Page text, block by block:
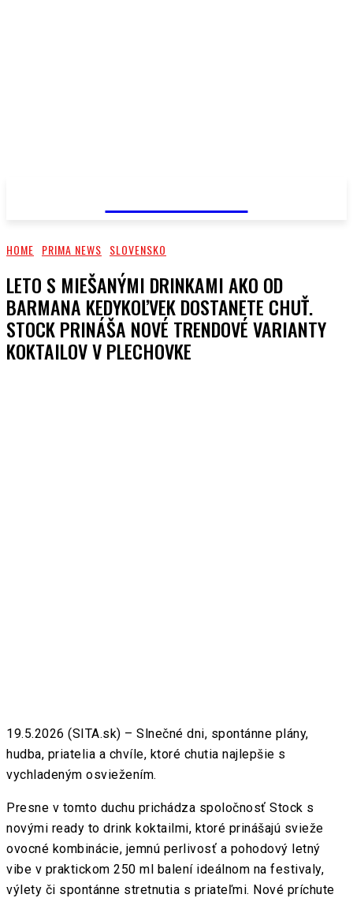
HOME PRIMA NEWS SLOVENSKO
LETO S MIEŠANÝMI DRINKAMI AKO OD
BARMANA KEDYKOĽVEK DOSTANETE CHUŤ.
STOCK PRINÁŠA NOVÉ TRENDOVÉ VARIANTY
KOKTAILOV V PLECHOVKE
19.5.2026 (SITA.sk) – Slnečné dni, spontánne plány,
hudba, priatelia a chvíle, ktoré chutia najlepšie s
vychladeným osviežením.
Presne v tomto duchu prichádza spoločnosť Stock s
novými ready to drink koktailmi, ktoré prinášajú svieže
ovocné kombinácie, jemnú perlivosť a pohodový letný
vibe v praktickom 250 ml balení ideálnom na festivaly,
výlety či spontánne stretnutia s priateľmi. Nové príchute